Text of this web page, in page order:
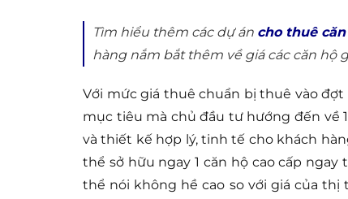
Tìm hiểu thêm các dự án cho thuê
hàng nắm bắt thêm về giá các căn hộ
Với mức giá thuê chuẩn bị thuê vào đợt
mục tiêu mà chủ đầu tư hướng đến về
và thiết kế hợp lý, tinh tế cho khách
thể sở hữu ngay 1 căn hộ cao cấp ngay
thể nói không hề cao so với giá của thị